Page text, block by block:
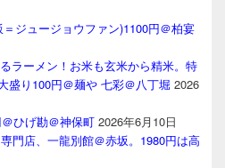
ジュージョウファン)1100円＠柏宴
ラーメン！お米も玄米から精米。特
盛り100円＠麺や 七彩＠八丁堀 2026
ひげ勘＠神保町 2026年6月10日
門店、一龍別館＠赤坂。1980円は高